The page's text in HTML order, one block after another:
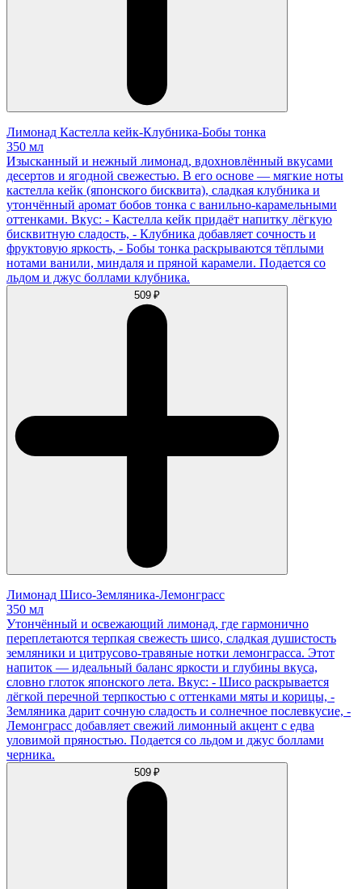
Лимонад Кастелла кейк-Клубника-Бобы тонка
350 мл
Изысканный и нежный лимонад, вдохновлённый вкусами
десертов и ягодной свежестью. В его основе — мягкие ноты
кастелла кейк (японского бисквита), сладкая клубника и
утончённый аромат бобов тонка с ванильно-карамельными
оттенками. Вкус: - Кастелла кейк придаёт напитку лёгкую
бисквитную сладость, - Клубника добавляет сочность и
фруктовую яркость, - Бобы тонка раскрываются тёплыми
нотами ванили, миндаля и пряной карамели. Подается со
льдом и джус боллами клубника.
509 ₽
Лимонад Шисо-Земляника-Лемонграсс
350 мл
Утончённый и освежающий лимонад, где гармонично
переплетаются терпкая свежесть шисо, сладкая душистость
земляники и цитрусово-травяные нотки лемонграсса. Этот
напиток — идеальный баланс яркости и глубины вкуса,
словно глоток японского лета. Вкус: - Шисо раскрывается
лёгкой перечной терпкостью с оттенками мяты и корицы, -
Земляника дарит сочную сладость и солнечное послевкусие, -
Лемонграсс добавляет свежий лимонный акцент с едва
уловимой пряностью. Подается со льдом и джус боллами
черника.
509 ₽